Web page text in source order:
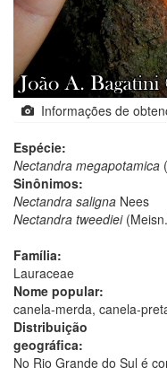
Informações de
Espécie:
Nectandra megapotamica
Sinônimos:
Nectandra saligna Nees
Nectandra tweediei
Família:
Lauraceae
Nome popular:
canela-merda, canela-
Distribuição
geográfica:
No Rio Grande do Sul é